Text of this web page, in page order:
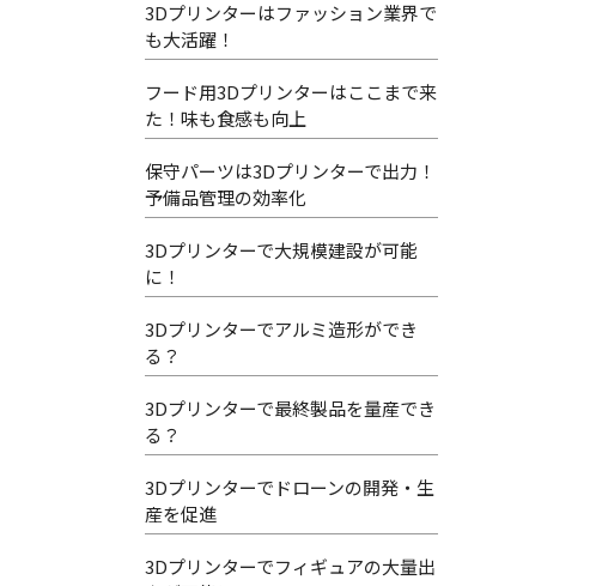
3Dプリンターはファッション業界で
も大活躍！
フード用3Dプリンターはここまで来
た！味も食感も向上
保守パーツは3Dプリンターで出力！
予備品管理の効率化
3Dプリンターで大規模建設が可能
に！
3Dプリンターでアルミ造形ができ
る？
3Dプリンターで最終製品を量産でき
る？
3Dプリンターでドローンの開発・生
産を促進
3Dプリンターでフィギュアの大量出